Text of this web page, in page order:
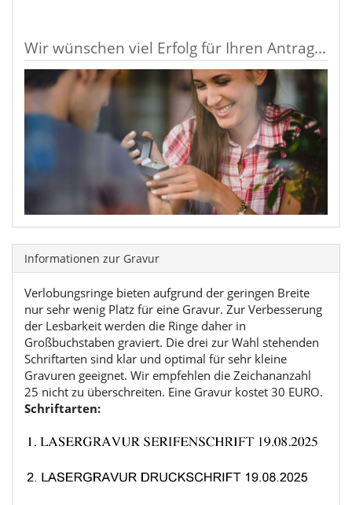
Wir wünschen viel Erfolg für Ihren Antrag...
Informationen zur Gravur
Verlobungsringe bieten aufgrund der geringen Breite
nur sehr wenig Platz für eine Gravur. Zur Verbesserung
der Lesbarkeit werden die Ringe daher in
Großbuchstaben graviert. Die drei zur Wahl stehenden
Schriftarten sind klar und optimal für sehr kleine
Gravuren geeignet. Wir empfehlen die Zeichananzahl
25 nicht zu überschreiten. Eine Gravur kostet 30 EURO.
Schriftarten: